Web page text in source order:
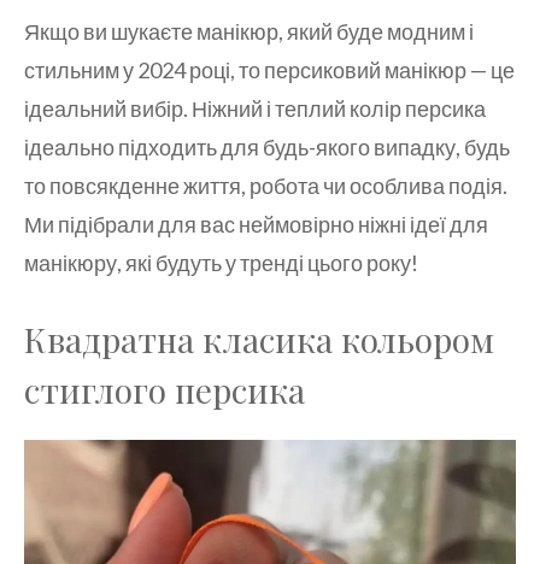
Якщо ви шукаєте манікюр, який буде модним і
стильним у 2024 році, то персиковий манікюр — це
ідеальний вибір. Ніжний і теплий колір персика
ідеально підходить для будь-якого випадку, будь
то повсякденне життя, робота чи особлива подія.
Ми підібрали для вас неймовірно ніжні ідеї для
манікюру, які будуть у тренді цього року!
Квадратна класика кольором
стиглого персика